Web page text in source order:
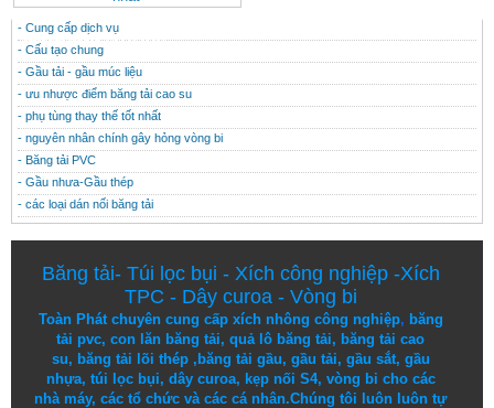
CONTACT
THÔNG TIN HỮU ÍCH
- Cung cấp dịch vụ
- Cấu tạo chung
- Gầu tải - gầu múc liệu
- ưu nhược điểm băng tải cao su
- phụ tùng thay thế tốt nhất
- nguyên nhân chính gây hỏng vòng bi
- Băng tải PVC
- Gầu nhưa-Gầu thép
- các loại dán nối băng tải
Băng tải- Túi lọc bụi - Xích công nghiệp-Xích
TPC - Dây curoa - Vòng bi
Toàn Phát chuyên cung cấp xích nhông công nghiệp, băng
tải pvc,con lăn băng tải,quả lô băng tải, băng tải cao
su, băng tải lõi thép,băng tải gầu, gầu tải, gầu sắt, gầu
nhựa, túi lọc bụi, dây curoa, kẹp nối S4, vòng bi cho các
nhà máy, các tổ chức và các cá nhân.Chúng tôi luôn luôn tự